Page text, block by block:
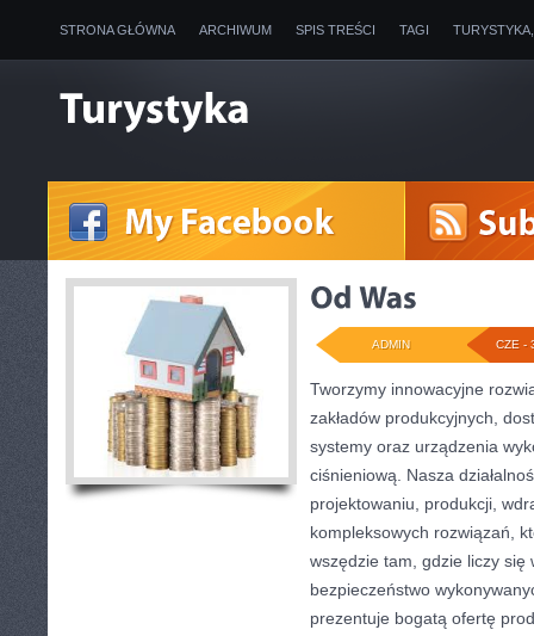
STRONA GŁÓWNA ARCHIWUM SPIS TREŚCI TAGI
CZE -
ADMIN
Tworzymy innowacyjne
zakładów produkcyjnych,
systemy oraz urządzenia
ciśnieniową. Nasza
projektowaniu, produkcji,
kompleksowych rozwiązań,
wszędzie tam, gdzie liczy się
bezpieczeństwo
prezentuje bogatą ofertę